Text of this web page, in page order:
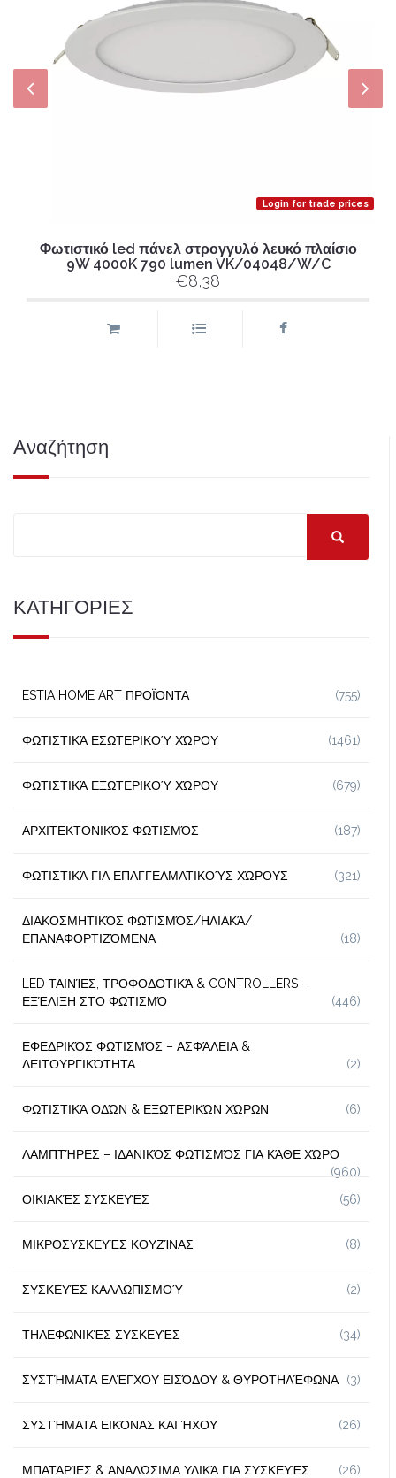
Login for trade prices
Φωτιστικό led πάνελ στρογγυλό λευκό πλαίσιο
9W 4000K 790 lumen VK/04048/W/C
€8,38
Αναζήτηση
ΚΑΤΗΓΟΡΙΕΣ
ESTIA HOME ART ΠΡΟΪΌΝΤΑ (755)
ΦΩΤΙΣΤΙΚΆ ΕΣΩΤΕΡΙΚΟΎ ΧΏΡΟΥ (1461)
ΦΩΤΙΣΤΙΚΆ ΕΞΩΤΕΡΙΚΟΎ ΧΏΡΟΥ (679)
ΑΡΧΙΤΕΚΤΟΝΙΚΌΣ ΦΩΤΙΣΜΌΣ (187)
ΦΩΤΙΣΤΙΚΆ ΓΙΑ ΕΠΑΓΓΕΛΜΑΤΙΚΟΎΣ ΧΏΡΟΥΣ (321)
ΔΙΑΚΟΣΜΗΤΙΚΌΣ ΦΩΤΙΣΜΌΣ/ΗΛΙΑΚΆ/
ΕΠΑΝΑΦΟΡΤΙΖΌΜΕΝΑ
(18)
LED ΤΑΙΝΊΕΣ, ΤΡΟΦΟΔΟΤΙΚΆ & CONTROLLERS –
ΕΞΈΛΙΞΗ ΣΤΟ ΦΩΤΙΣΜΌ
(446)
ΕΦΕΔΡΙΚΌΣ ΦΩΤΙΣΜΌΣ – ΑΣΦΆΛΕΙΑ &
ΛΕΙΤΟΥΡΓΙΚΌΤΗΤΑ
(2)
ΦΩΤΙΣΤΙΚΆ ΟΔΏΝ & ΕΞΩΤΕΡΙΚΏΝ ΧΏΡΩΝ (6)
ΛΑΜΠΤΉΡΕΣ – ΙΔΑΝΙΚΌΣ ΦΩΤΙΣΜΌΣ ΓΙΑ ΚΆΘΕ ΧΏΡΟ
(960)
ΟΙΚΙΑΚΈΣ ΣΥΣΚΕΥΈΣ
(56)
ΜΙΚΡΟΣΥΣΚΕΥΈΣ ΚΟΥΖΊΝΑΣ (8)
ΣΥΣΚΕΥΈΣ ΚΑΛΛΩΠΙΣΜΟΎ (2)
ΤΗΛΕΦΩΝΙΚΈΣ ΣΥΣΚΕΥΈΣ (34)
ΣΥΣΤΉΜΑΤΑ ΕΛΈΓΧΟΥ ΕΙΣΌΔΟΥ & ΘΥΡΟΤΗΛΈΦΩΝΑ (3)
ΣΥΣΤΉΜΑΤΑ ΕΙΚΌΝΑΣ ΚΑΙ ΉΧΟΥ (26)
ΜΠΑΤΑΡΊΕΣ & ΑΝΑΛΏΣΙΜΑ ΥΛΙΚΆ ΓΙΑ ΣΥΣΚΕΥΈΣ (26)